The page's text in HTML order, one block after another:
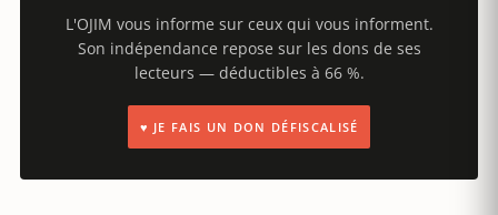
L'OJIM vous informe sur ceux qui vous informent.
Son indépendance repose sur les dons de ses
lecteurs — déductibles à 66 %.
♥ JE FAIS UN DON DÉFISCALISÉ